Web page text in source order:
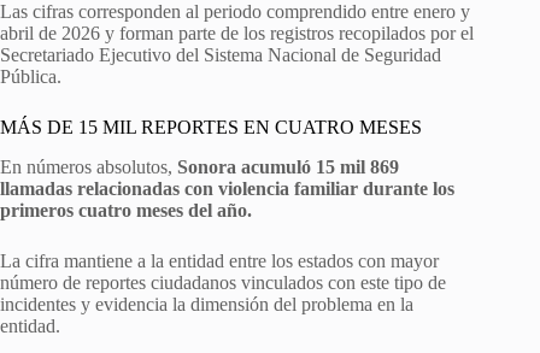
Las cifras corresponden al periodo comprendido entre enero y
abril de 2026 y forman parte de los registros recopilados por el
Secretariado Ejecutivo del Sistema Nacional de Seguridad
Pública.
MÁS DE 15 MIL REPORTES EN CUATRO MESES
En números absolutos, Sonora acumuló 15 mil 869
llamadas relacionadas con violencia familiar durante los
primeros cuatro meses del año.
La cifra mantiene a la entidad entre los estados con mayor
número de reportes ciudadanos vinculados con este tipo de
incidentes y evidencia la dimensión del problema en la
entidad.